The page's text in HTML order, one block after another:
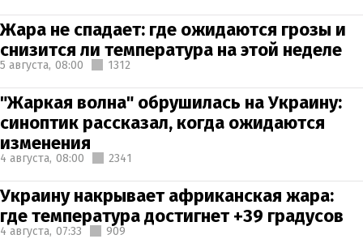
Жара не спадает: где ожидаются грозы и
снизится ли температура на этой неделе
5 августа, 08:00 1312
"Жаркая волна" обрушилась на Украину:
синоптик рассказал, когда ожидаются
изменения
4 августа, 08:00 2341
Украину накрывает африканская жара:
где температура достигнет +39 градусов
4 августа, 07:33 909